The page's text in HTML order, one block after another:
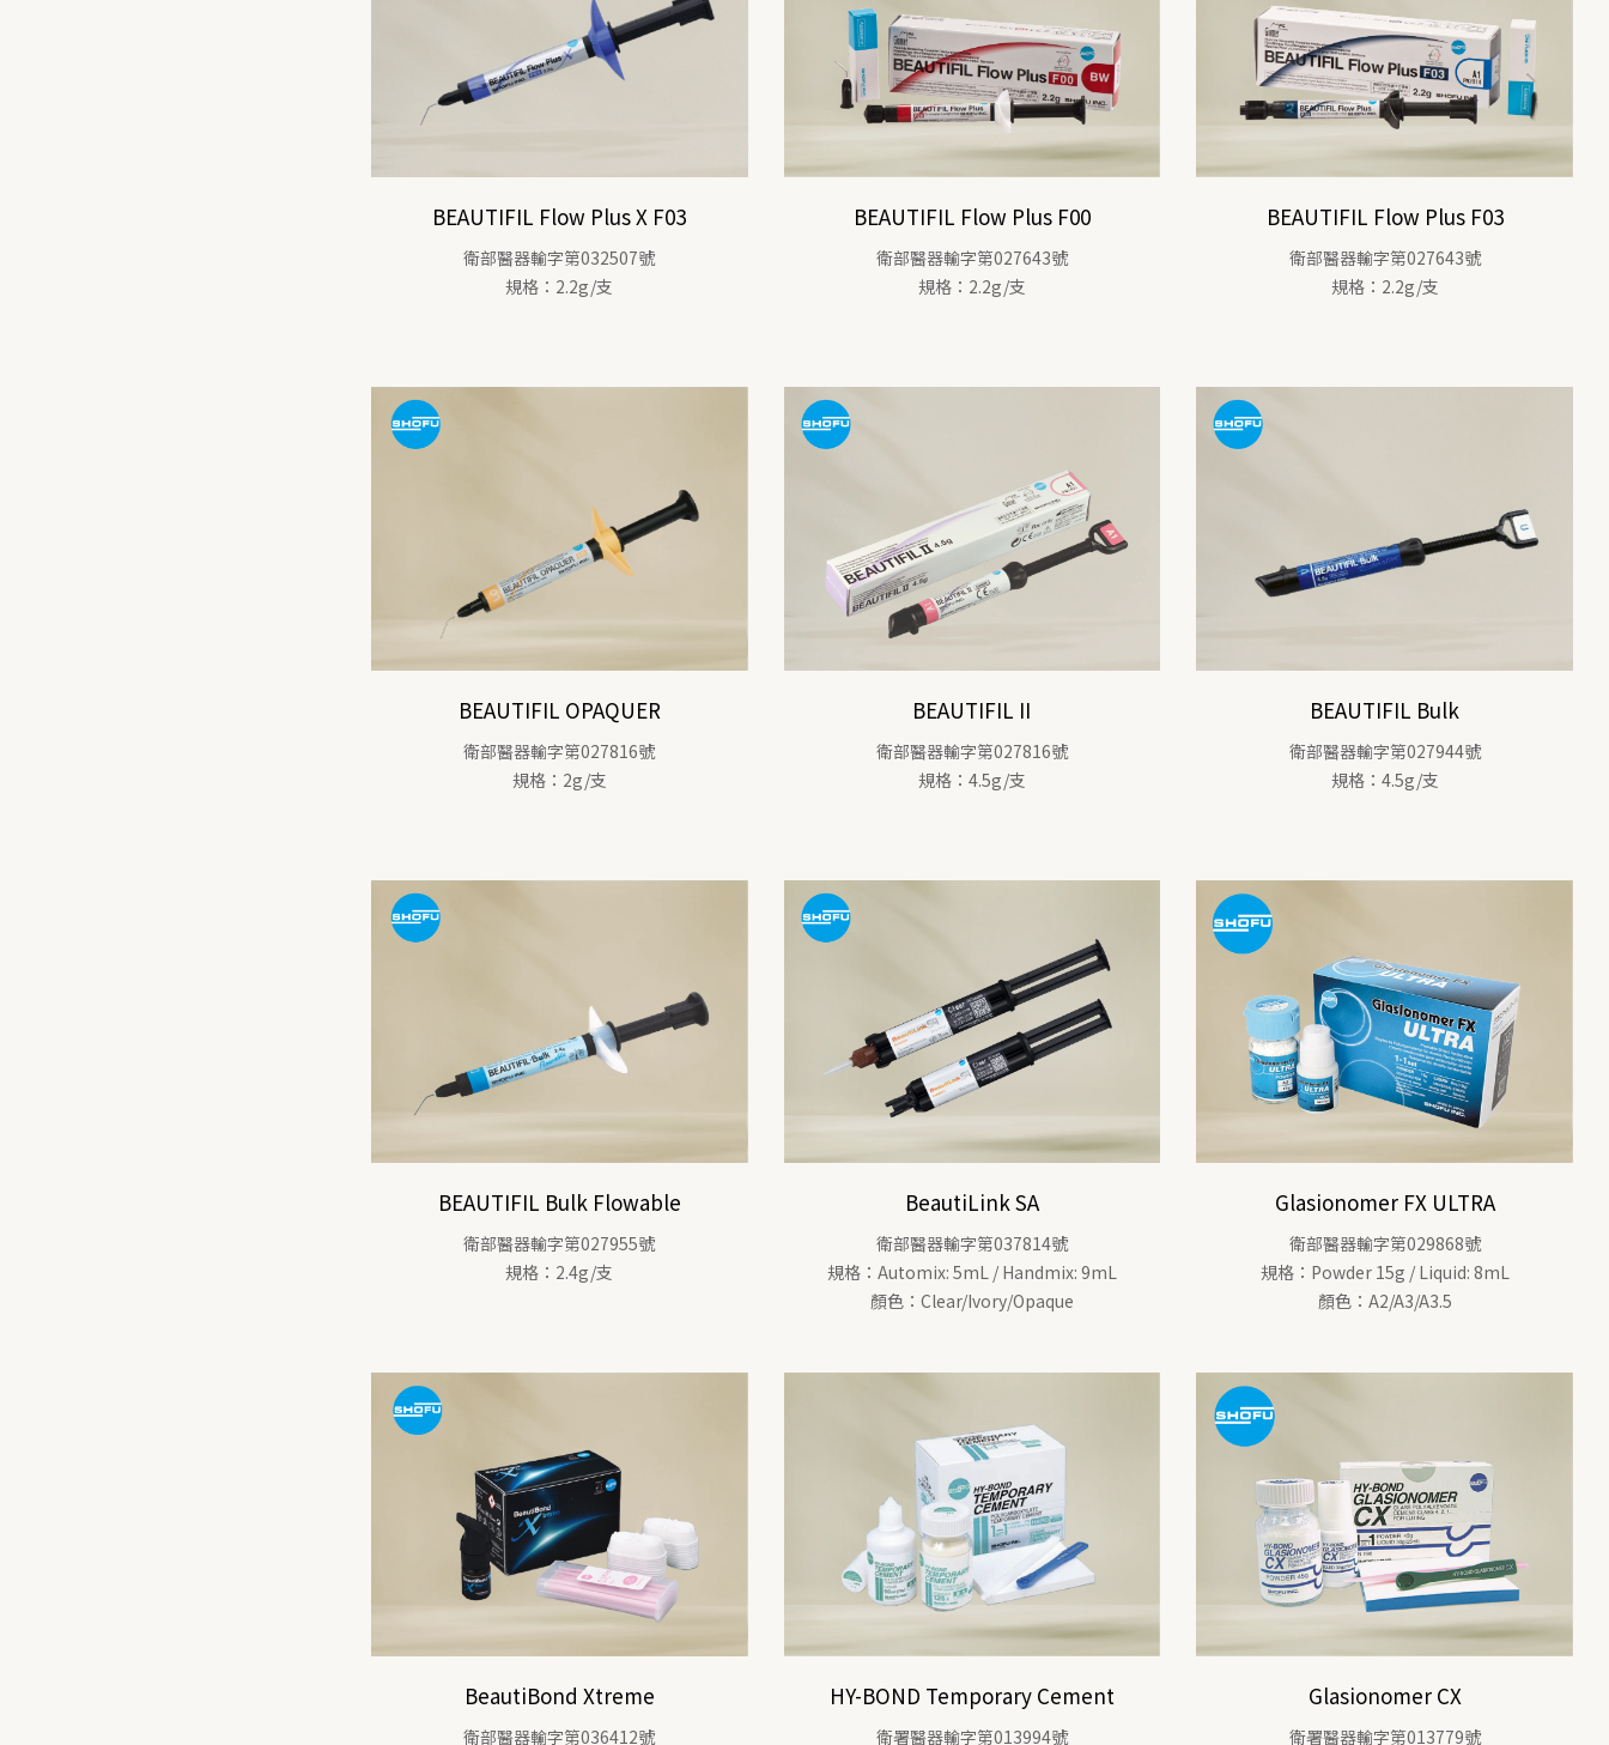
BEAUTIFIL Flow Plus X F03
衛部醫器輸字第032507號
規格：2.2g/支
BEAUTIFIL Flow Plus F00
衛部醫器輸字第027643號
規格：2.2g/支
BEAUTIFIL Flow Plus F03
衛部醫器輸字第027643號
規格：2.2g/支
BEAUTIFIL OPAQUER
衛部醫器輸字第027816號
規格：2g/支
BEAUTIFIL II
衛部醫器輸字第027816號
規格：4.5g/支
BEAUTIFIL Bulk
衛部醫器輸字第027944號
規格：4.5g/支
BEAUTIFIL Bulk Flowable
衛部醫器輸字第027955號
規格：2.4g/支
BeautiLink SA
衛部醫器輸字第037814號
規格：Automix: 5mL / Handmix: 9mL
顏色：Clear/Ivory/Opaque
Glasionomer FX ULTRA
衛部醫器輸字第029868號
規格：Powder 15g / Liquid: 8mL
顏色：A2/A3/A3.5
BeautiBond Xtreme
衛部醫器輸字第036412號
HY-BOND Temporary Cement
衛署醫器輸字第013994號
Glasionomer CX
衛署醫器輸字第013779號